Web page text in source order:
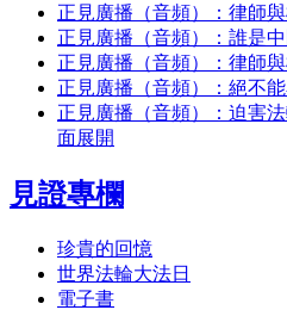
正見廣播（音頻）：律師
正見廣播（音頻）：誰是
正見廣播（音頻）：律師
正見廣播（音頻）：絕不
正見廣播（音頻）：迫害
面展開
見證專欄
珍貴的回憶
世界法輪大法日
電子書